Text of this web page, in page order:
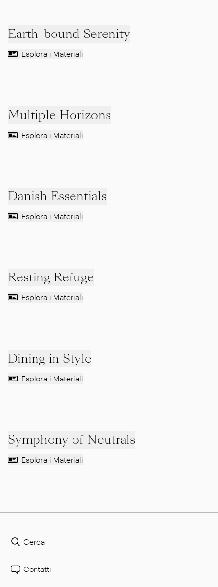
Earth-bound Serenity
Esplora i Materiali
Multiple Horizons
Esplora i Materiali
Danish Essentials
Esplora i Materiali
Resting Refuge
Esplora i Materiali
Dining in Style
Esplora i Materiali
Symphony of Neutrals
Esplora i Materiali
Cerca
Contatti